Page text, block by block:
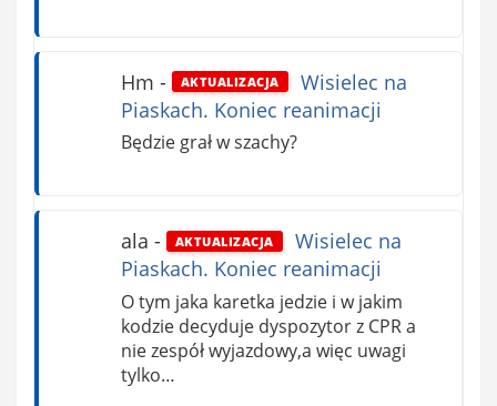
Hm - AKTUALIZACJA
Wisielec na
Piaskach. Koniec reanimacji
Będzie grał w szachy?
ala - AKTUALIZACJA
Wisielec na
Piaskach. Koniec reanimacji
O tym jaka karetka jedzie i w jakim
kodzie decyduje dyspozytor z CPR a
nie zespół wyjazdowy,a więc uwagi
tylko…